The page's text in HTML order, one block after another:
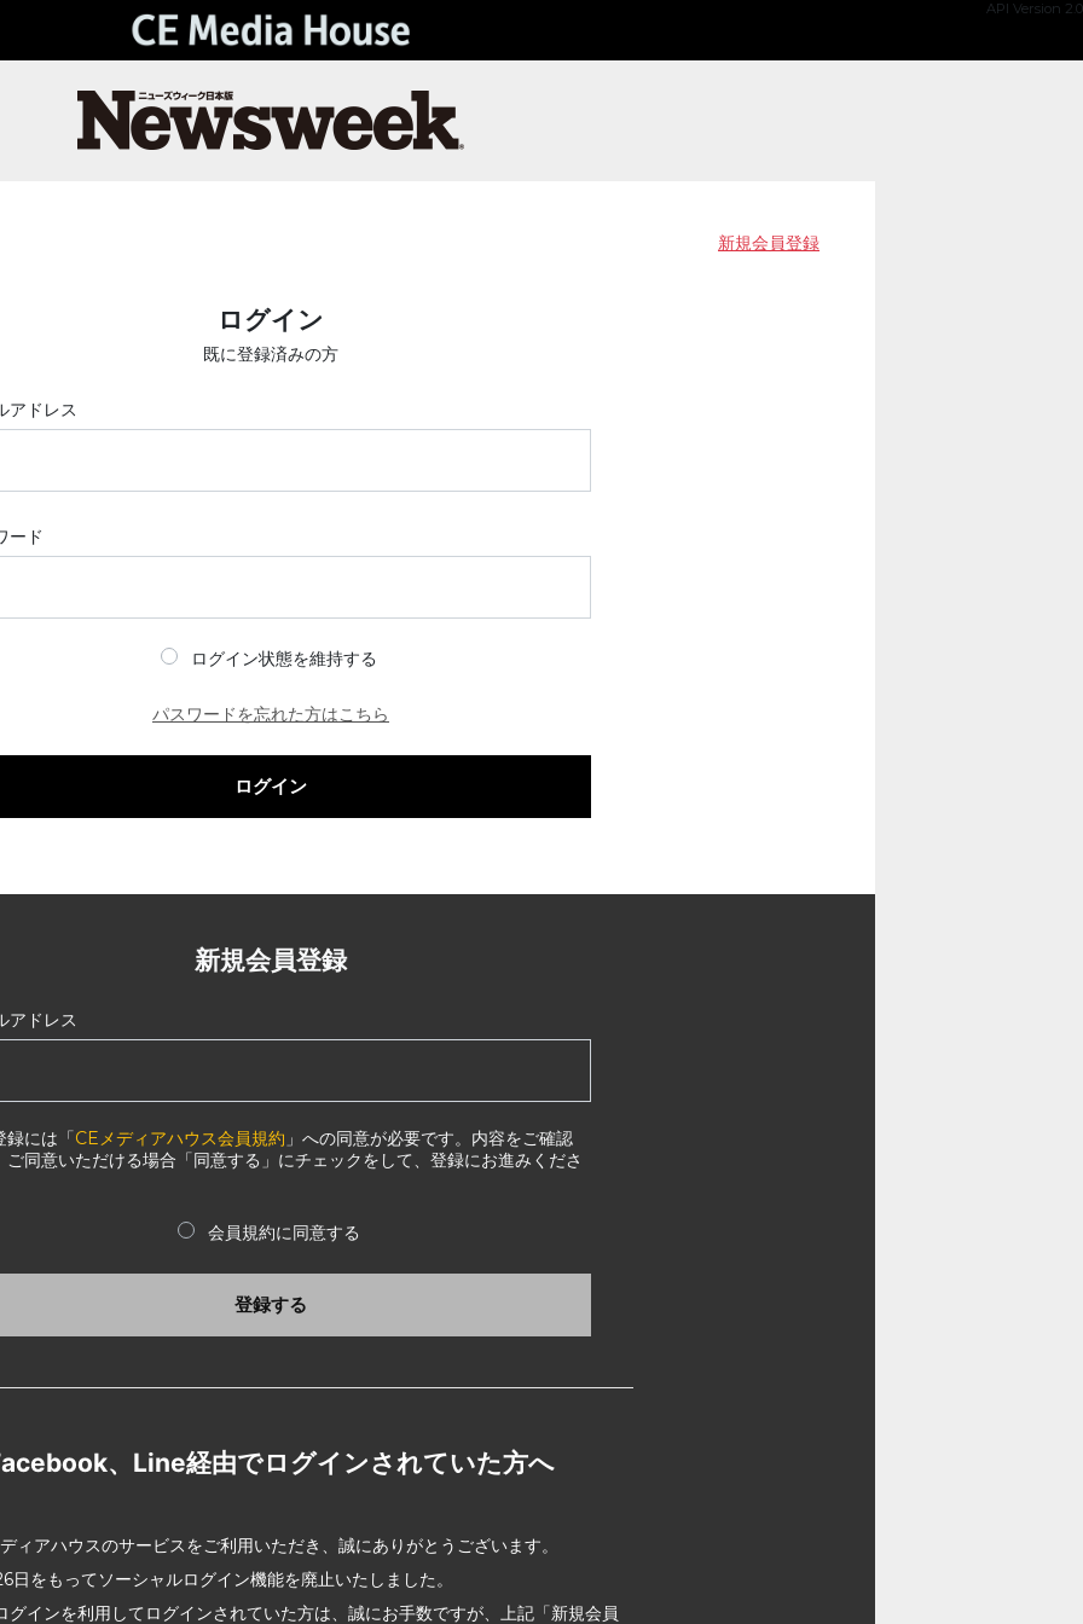
API Version 2.0
新規会員登録
ログイン
既に登録済みの方
アドレス
ード
ログイン状態を維持する
パスワードを忘れた方はこちら
ログイン
新規会員登録
アドレス
録には「CEメディアハウス会員規約 」への同意が必要です。内容をご確認
ご同意いただける場合「同意する」にチェックをして、登録にお進みくださ
会員規約に同意する
登録する
、Line経由でログインされていた方へ
ィアハウスのサービスをご利用いただき、誠にありがとうございます。
日をもってソーシャルログイン機能を廃止いたしました。
グインを利用してログインされていた方は、誠にお手数ですが、上記「新規会員